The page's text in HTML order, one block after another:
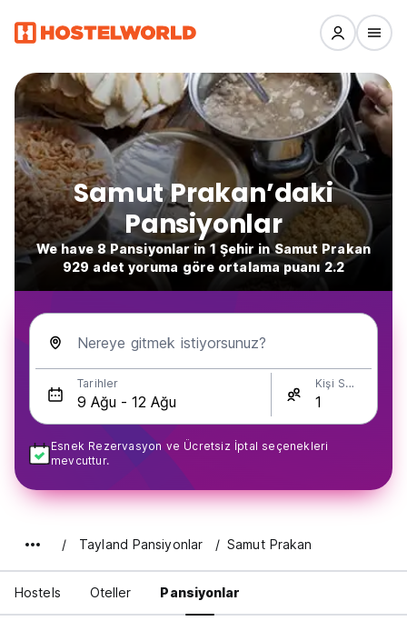
Samut Prakan’daki
Pansiyonlar
We have 8 Pansiyonlar in 1 Şehir in Samut Prakan
929 adet yoruma göre ortalama puanı 2.2
Nereye gitmek istiyorsunuz?
Tarihler Kişi Sayısı
Esnek Rezervasyon ve Ücretsiz İptal seçenekleri
mevcuttur.
Tayland Pansiyonlar Samut Prakan
Hostels Oteller Pansiyonlar